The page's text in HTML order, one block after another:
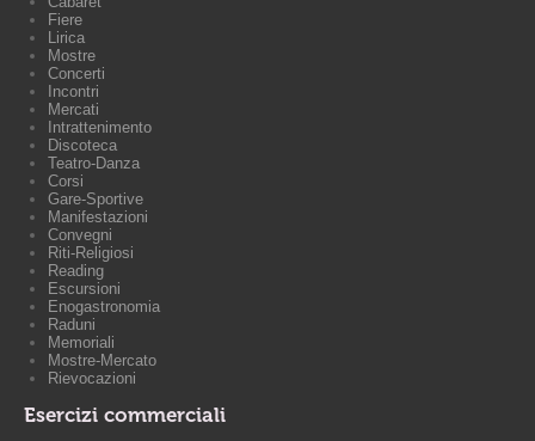
Fiere
Lirica
Mostre
Concerti
Incontri
Mercati
Intrattenimento
Discoteca
Teatro-Danza
Corsi
Gare-Sportive
Manifestazioni
Convegni
Riti-Religiosi
Reading
Escursioni
Enogastronomia
Raduni
Memoriali
Mostre-Mercato
Rievocazioni
Esercizi commerciali